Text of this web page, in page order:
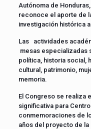
Autónoma de
reconoce el aporte de
investigación histórica
Las actividades
mesas especializadas
política, historia social,
cultural, patrimonio,
memoria.
El Congreso se realiza
significativa para
conmemoraciones de
años del proyecto de la